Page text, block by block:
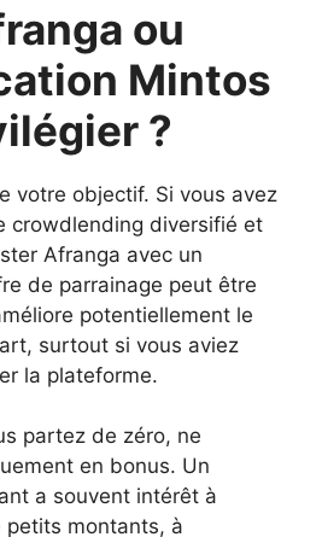
ou
Mintos
?
votre objectif. Si vous avez
crowdlending diversifié et
Afranga avec un
de parrainage peut être
potentiellement le
surtout si vous aviez
la plateforme.
partez de zéro, ne
en bonus. Un
a souvent intérêt à
petits montants, à